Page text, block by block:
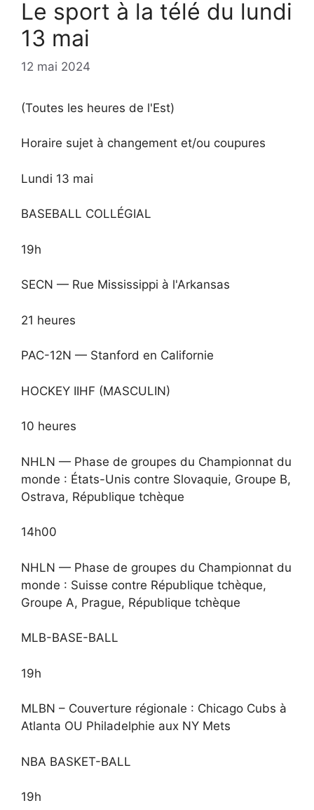
Le sport à la télé du lundi
13 mai
12 mai 2024
(Toutes les heures de l'Est)
Horaire sujet à changement et/ou coupures
Lundi 13 mai
BASEBALL COLLÉGIAL
19h
SECN — Rue Mississippi à l'Arkansas
21 heures
PAC-12N — Stanford en Californie
HOCKEY IIHF (MASCULIN)
10 heures
NHLN — Phase de groupes du Championnat du
monde : États-Unis contre Slovaquie, Groupe B,
Ostrava, République tchèque
14h00
NHLN — Phase de groupes du Championnat du
monde : Suisse contre République tchèque,
Groupe A, Prague, République tchèque
MLB-BASE-BALL
19h
MLBN – Couverture régionale : Chicago Cubs à
Atlanta OU Philadelphie aux NY Mets
NBA BASKET-BALL
19h